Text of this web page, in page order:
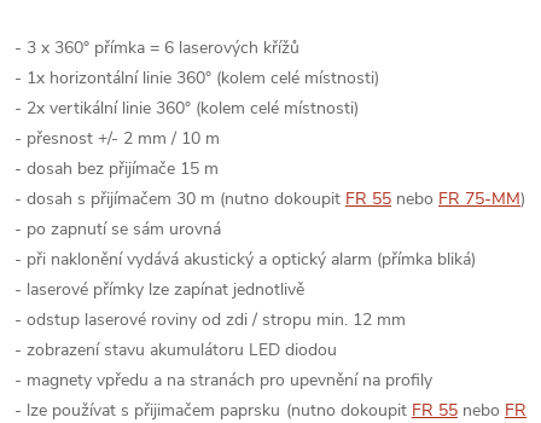
- 3 x 360° přímka = 6 laserových křížů
- 1x horizontální linie 360° (kolem celé místnosti)
- 2x vertikální linie 360° (kolem celé místnosti)
- přesnost +/- 2 mm / 10 m
- dosah bez přijímače 15 m
- dosah s přijímačem 30 m (nutno dokoupit FR 55 nebo FR 75-MM)
- po zapnutí se sám urovná
- při naklonění vydává akustický a optický alarm (přímka bliká)
- laserové přímky lze zapínat jednotlivě
- odstup laserové roviny od zdi / stropu min. 12 mm
- zobrazení stavu akumulátoru LED diodou
- magnety vpředu a na stranách pro upevnění na profily
- lze používat s přijimačem paprsku (nutno dokoupit FR 55nebo FR